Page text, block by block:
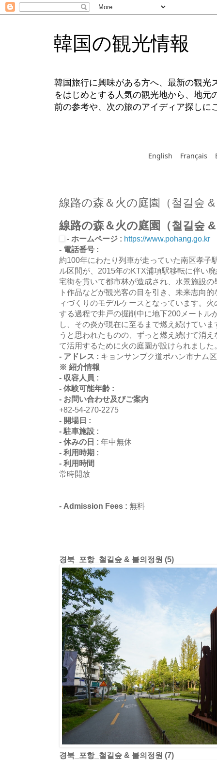
韓国の観光情報
韓国旅行に興味がある方へ、最新の観光
をはじめとする人気の観光地から、地
前の参考や、次の旅のアイディア探しに
English Français
線路の森＆火の庭園（철길숲
線路の森＆火の庭園（철길숲
- ホームページ : https://www.pohang.go.kr
- 電話番号 :
約100年にわたり列車が走っていた南区孝子
ル区間が、2015年のKTX浦項駅移転に伴い
宅街を貫いて都市林が造成され、水景施設
ト作品などが観光客の目を引き、未来志向
ィづくりのモデルケースとなっています。
する過程で井戸の掘削中に地下200メートル
し、その炎が現在に至るまで燃え続けてい
うと思われたものの、ずっと燃え続けて消
て活用するために火の庭園が設けられました
- アドレス : キョンサンブク道ポハン市ナム区
※ 紹介情報
- 収容人員 :
- 体験可能年齢 :
- お問い合わせ及びご案内
+82-54-270-2275
- 開場日 :
- 駐車施設 :
- 休みの日 : 年中無休
- 利用時期 :
- 利用時間
常時開放
- Admission Fees : 無料
경북_포항_철길숲 & 불의정원 (5)
경북_포항_철길숲 & 불의정원 (7)